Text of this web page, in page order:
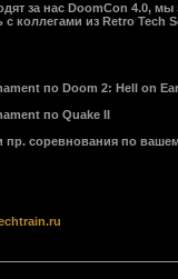
за нас DoomCon 4.0,
с коллегами из Retro
по Doom 2: Hell on
по Quake II
соревнования по